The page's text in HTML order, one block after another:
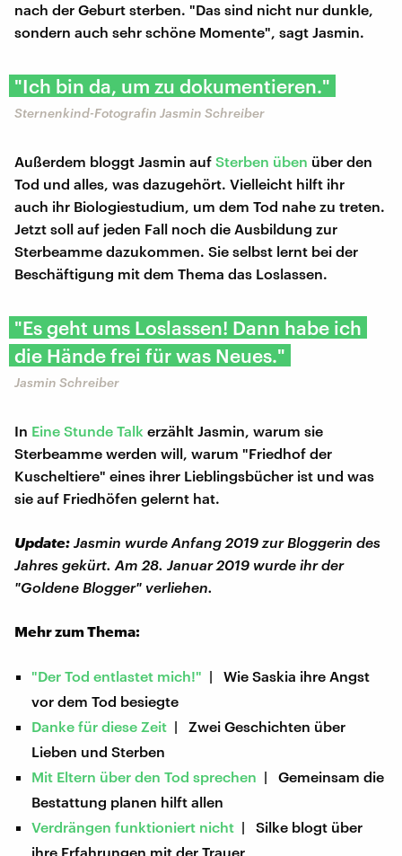
nach der Geburt sterben. "Das sind nicht nur dunkle,
sondern auch sehr schöne Momente", sagt Jasmin.
"Ich bin da, um zu dokumentieren."
Sternenkind-Fotografin Jasmin Schreiber
Außerdem bloggt Jasmin auf Sterben üben über den
Tod und alles, was dazugehört. Vielleicht hilft ihr
auch ihr Biologiestudium, um dem Tod nahe zu treten.
Jetzt soll auf jeden Fall noch die Ausbildung zur
Sterbeamme dazukommen. Sie selbst lernt bei der
Beschäftigung mit dem Thema das Loslassen.
"Es geht ums Loslassen! Dann habe ich
die Hände frei für was Neues."
Jasmin Schreiber
In Eine Stunde Talk erzählt Jasmin, warum sie
Sterbeamme werden will, warum "Friedhof der
Kuscheltiere" eines ihrer Lieblingsbücher ist und was
sie auf Friedhöfen gelernt hat.
Update: Jasmin wurde Anfang 2019 zur Bloggerin des
Jahres gekürt. Am 28. Januar 2019 wurde ihr der
"Goldene Blogger" verliehen.
Mehr zum Thema:
"Der Tod entlastet mich!" | Wie Saskia ihre Angst
vor dem Tod besiegte
Danke für diese Zeit | Zwei Geschichten über
Lieben und Sterben
Mit Eltern über den Tod sprechen | Gemeinsam die
Bestattung planen hilft allen
Verdrängen funktioniert nicht | Silke blogt über
ihre Erfahrungen mit der Trauer